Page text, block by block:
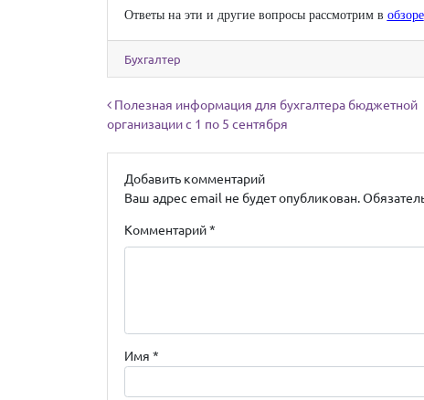
Ответы на эти и другие вопросы рассмотрим в обзоре
Бухгалтер
Навигация по записям
Полезная информация для бухгалтера бюджетной
организации с 1 по 5 сентября
Добавить комментарий
Ваш адрес email не будет опубликован.
Комментарий*
Имя *